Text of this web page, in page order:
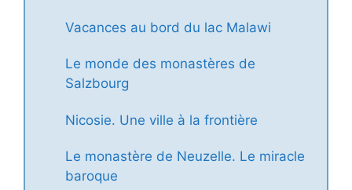
Vacances au bord du lac Malawi
Le monde des monastères de
Salzbourg
Nicosie. Une ville à la frontière
Le monastère de Neuzelle. Le miracle
baroque